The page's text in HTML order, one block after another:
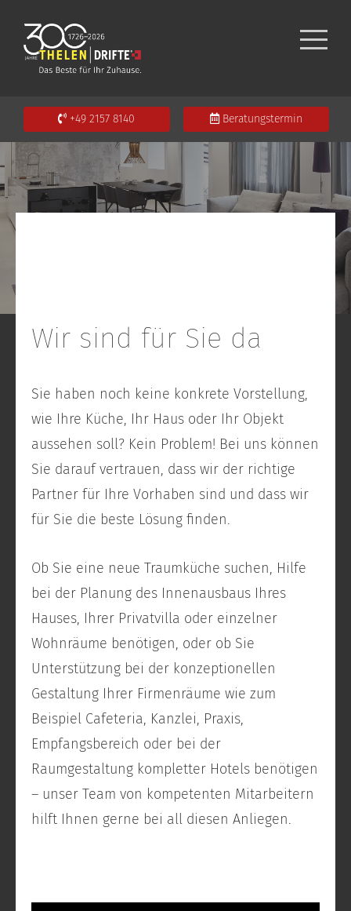
+49 2157 8140 Beratungstermin
Wir sind für Sie da
Sie haben noch keine konkrete Vorstellung,
wie Ihre Küche, Ihr Haus oder Ihr Objekt
aussehen soll? Kein Problem! Bei uns können
Sie darauf vertrauen, dass wir der richtige
Partner für Ihre Vorhaben sind und dass wir
für Sie die beste Lösung finden.
Ob Sie eine neue Traumküche suchen, Hilfe
bei der Planung des Innenausbaus Ihres
Hauses, Ihrer Privatvilla oder einzelner
Wohnräume benötigen, oder ob Sie
Unterstützung bei der konzeptionellen
Gestaltung Ihrer Firmenräume wie zum
Beispiel Cafeteria, Kanzlei, Praxis,
Empfangsbereich oder bei der
Raumgestaltung kompletter Hotels benötigen
– unser Team von kompetenten Mitarbeitern
hilft Ihnen gerne bei all diesen Anliegen.